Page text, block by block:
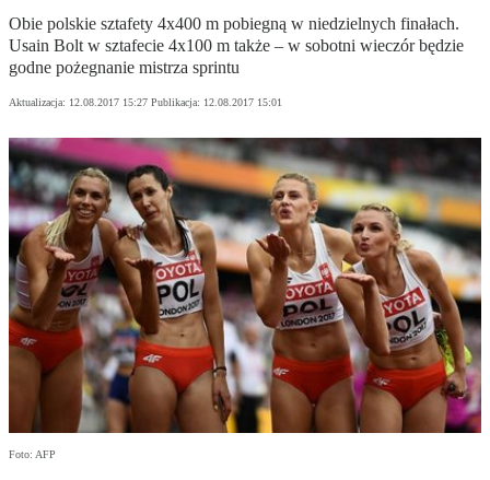
Obie polskie sztafety 4x400 m pobiegną w niedzielnych finałach.
Usain Bolt w sztafecie 4x100 m także – w sobotni wieczór będzie
godne pożegnanie mistrza sprintu
Aktualizacja: 12.08.2017 15:27 Publikacja: 12.08.2017 15:01
Foto: AFP